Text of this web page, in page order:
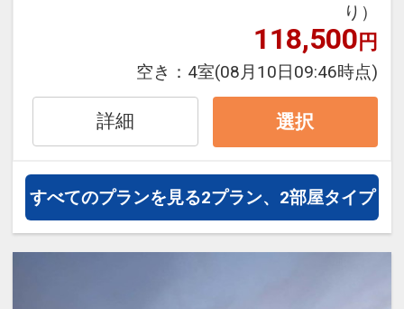
り）
118,500円
空き： 4室(08月10日09:46時点)
詳細 選択
すべてのプランを見る2プラン、2部屋タイプ